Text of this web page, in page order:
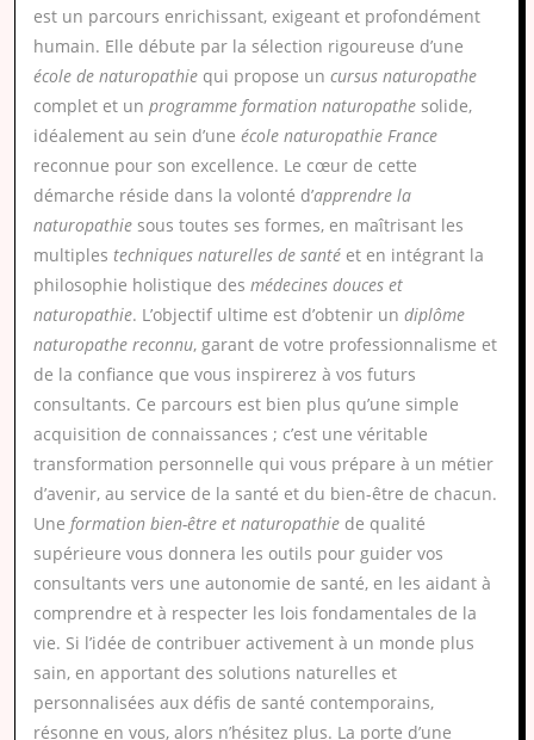
est un parcours enrichissant, exigeant et profondément
humain. Elle débute par la sélection rigoureuse d’une
école de naturopathie qui propose un cursus naturopathe
complet et un programme formation naturopathe solide,
idéalement au sein d’une école naturopathie France
reconnue pour son excellence. Le cœur de cette
démarche réside dans la volonté d’apprendre la
naturopathie sous toutes ses formes, en maîtrisant les
multiples techniques naturelles de santé et en intégrant la
philosophie holistique des médecines douces et
naturopathie. L’objectif ultime est d’obtenir un diplôme
naturopathe reconnu, garant de votre professionnalisme et
de la confiance que vous inspirerez à vos futurs
consultants. Ce parcours est bien plus qu’une simple
acquisition de connaissances ; c’est une véritable
transformation personnelle qui vous prépare à un métier
d’avenir, au service de la santé et du bien-être de chacun.
Une formation bien-être et naturopathie de qualité
supérieure vous donnera les outils pour guider vos
consultants vers une autonomie de santé, en les aidant à
comprendre et à respecter les lois fondamentales de la
vie. Si l’idée de contribuer activement à un monde plus
sain, en apportant des solutions naturelles et
personnalisées aux défis de santé contemporains,
résonne en vous, alors n’hésitez plus. La porte d’une